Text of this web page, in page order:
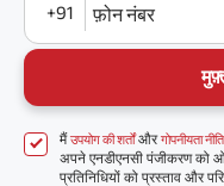
+91 फ़ोन नंबर
मैंउपयोग की शर्तोंऔरगोपनीयता नीति
अपने एनडीएनसी पंजीकरण को
प्रतिनिधियों को प्रस्ताव और